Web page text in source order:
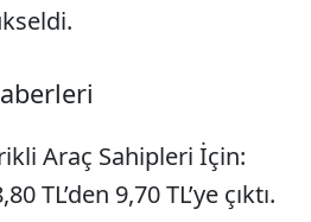
Araç Sahipleri İçin:
TL’den 9,70 TL’ye çıktı.